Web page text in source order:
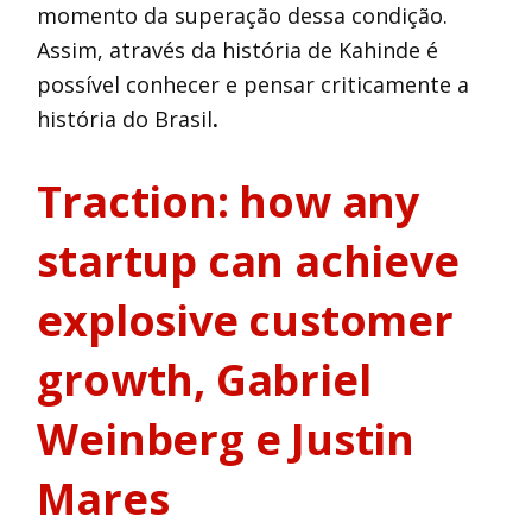
momento da superação dessa condição.
Assim, através da história de Kahinde é
possível conhecer e pensar criticamente a
história do Brasil.
Traction: how any
startup can achieve
explosive customer
growth, Gabriel
Weinberg e Justin
Mares